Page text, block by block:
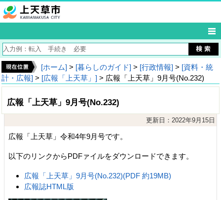
[ホーム] > [暮らしのガイド] > [行政情報] > [資料・統
計・広報] > [広報「上天草」] > 広報「上天草」9月号(No.232)
広報「上天草」9月号(No.232)
更新日：2022年9月15日
広報「上天草」令和4年9月号です。
以下のリンクからPDFァイルをダウンロードできます。
広報「上天草」9月号(No.232)(PDF 約19MB)
広報誌HTML版